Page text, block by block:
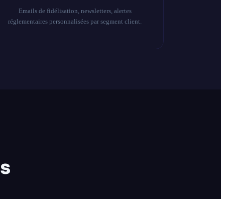
Emails de fidélisation, newsletters, alertes
réglementaires personnalisées par segment client.